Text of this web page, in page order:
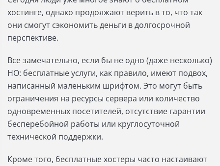
хостинге, однако продолжают верить в то, что так
они смогут сэкономить деньги в долгосрочной
перспективе.
Все замечательно, если бы не одно (даже несколько)
НО: бесплатные услуги, как правило, имеют подвох,
написанный маленьким шрифтом. Это могут быть
ограничения на ресурсы сервера или количество
одновременных посетителей, отсутствие гарантии
бесперебойной работы или круглосуточной
технической поддержки.
Кроме того, бесплатные хостеры часто настаивают